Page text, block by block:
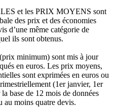
et les PRIX MOYENS sont
des prix et des économies
d’une même catégorie de
ils sont obtenus.
minimum) sont mis à jour
en euros. Les prix moyens,
sont exprimées en euros ou
(1er janvier, 1er
base de 12 mois de données
au moins quatre devis.